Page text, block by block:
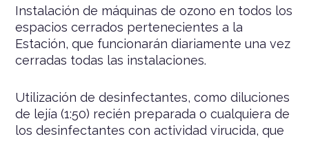
Instalación de máquinas de ozono en todos los
espacios cerrados pertenecientes a la
Estación, que funcionarán diariamente una vez
cerradas todas las instalaciones.
Utilización de desinfectantes, como diluciones
de lejía (1:50) recién preparada o cualquiera de
los desinfectantes con actividad virucida, que